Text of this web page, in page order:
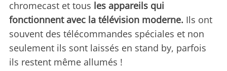
chromecast et tous les appareils qui
fonctionnent avec la télévision moderne. Ils ont
souvent des télécommandes spéciales et non
seulement ils sont laissés en stand by, parfois
ils restent même allumés !